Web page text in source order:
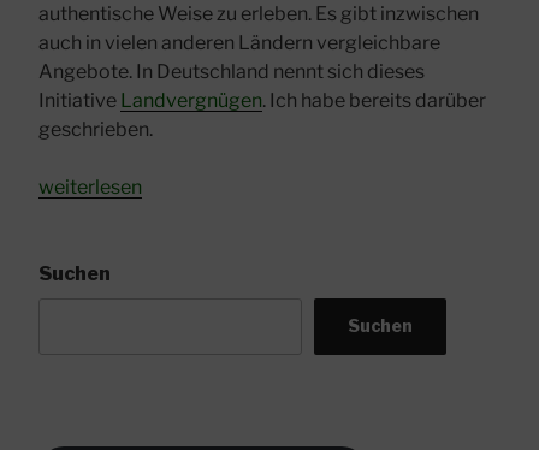
authentische Weise zu erleben. Es gibt inzwischen
auch in vielen anderen Ländern vergleichbare
Angebote. In Deutschland nennt sich dieses
Initiative Landvergnügen. Ich habe bereits darüber
geschrieben.
„France
weiterlesen
Suchen
Suchen